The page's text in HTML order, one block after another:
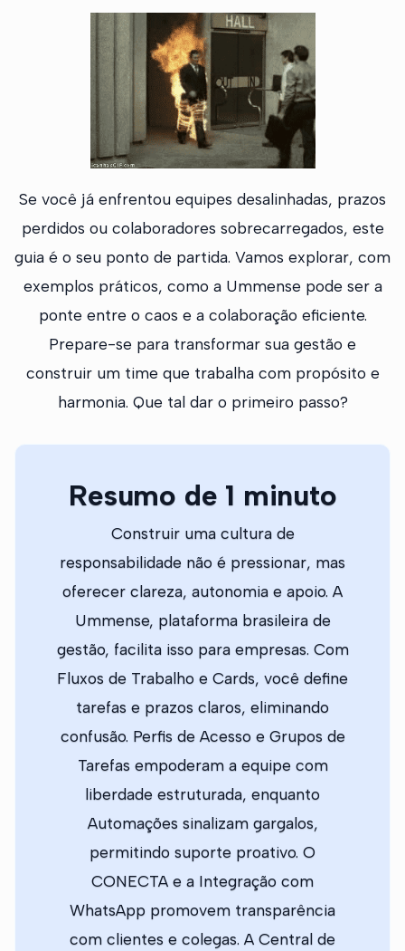
Se você já enfrentou equipes desalinhadas, prazos
perdidos ou colaboradores sobrecarregados, este
guia é o seu ponto de partida. Vamos explorar, com
exemplos práticos, como a Ummense pode ser a
ponte entre o caos e a colaboração eficiente.
Prepare-se para transformar sua gestão e
construir um time que trabalha com propósito e
harmonia. Que tal dar o primeiro passo?
Resumo de 1 minuto
Construir uma cultura de
responsabilidade não é pressionar, mas
oferecer clareza, autonomia e apoio. A
Ummense, plataforma brasileira de
gestão, facilita isso para empresas. Com
Fluxos de Trabalho e Cards, você define
tarefas e prazos claros, eliminando
confusão. Perfis de Acesso e Grupos de
Tarefas empoderam a equipe com
liberdade estruturada, enquanto
Automações sinalizam gargalos,
permitindo suporte proativo. O
CONECTA e a Integração com
WhatsApp promovem transparência
com clientes e colegas. A Central de